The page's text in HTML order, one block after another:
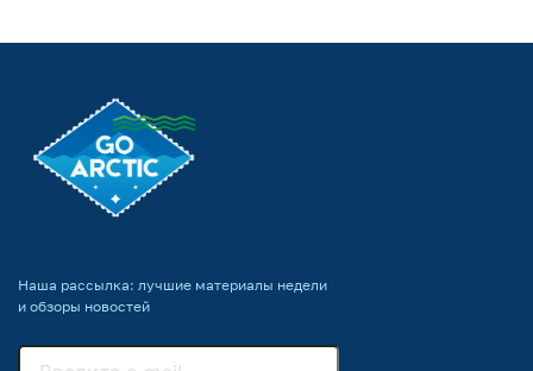
Наша рассылка: лучшие материалы недели
и обзоры новостей